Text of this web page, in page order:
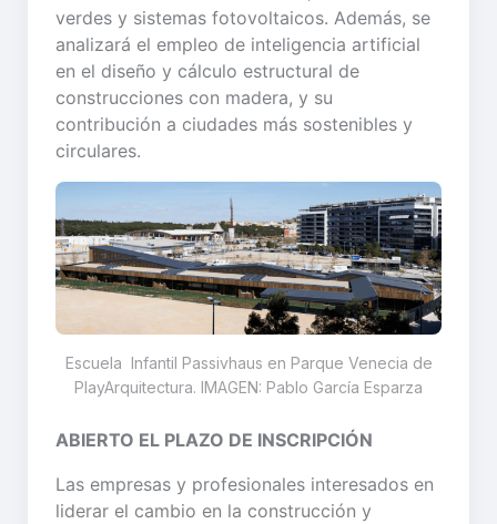
verdes y sistemas fotovoltaicos. Además, se
analizará el empleo de inteligencia artificial
en el diseño y cálculo estructural de
construcciones con madera, y su
contribución a ciudades más sostenibles y
circulares.
Escuela Infantil Passivhaus en Parque Venecia de
PlayArquitectura. IMAGEN: Pablo García Esparza
ABIERTO EL PLAZO DE INSCRIPCIÓN
Las empresas y profesionales interesados en
liderar el cambio en la construcción y